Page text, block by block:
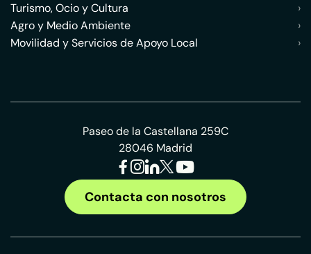
Turismo, Ocio y Cultura
›
Agro y Medio Ambiente
›
Movilidad y Servicios de Apoyo Local
›
Paseo de la Castellana 259C
28046 Madrid
Contacta con nosotros